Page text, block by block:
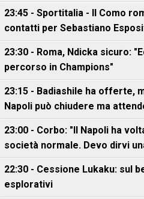
23:45 - Sportitalia - Il Como
contatti per Sebastiano
23:30 - Roma, Ndicka sicuro:
percorso in Champions"
23:15 - Badiashile ha offerte,
Napoli può chiudere ma
23:00 - Corbo: "Il Napoli ha
società normale. Devo dirvi
22:30 - Cessione Lukaku: sul
esplorativi